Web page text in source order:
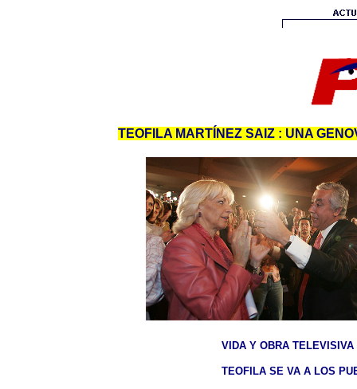
TEOFILA MARTÍNEZ SAIZ : UNA
VIDA Y OBRA TELEVISIVA
TEOFILA SE VA A LOS